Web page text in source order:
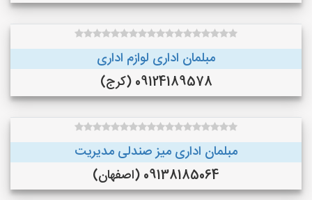
مبلمان اداری لوازم اداری
09124189578 (کرج)
مبلمان اداری میز صندلی مدیریت
09138185064 (اصفهان)